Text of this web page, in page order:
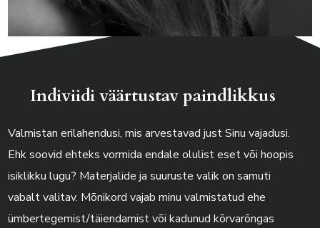
Indiviidi väärtustav paindlikkus
Valmistan erilahendusi, mis arvestavad just Sinu vajadusi.
Ehk soovid ehteks vormida endale olulist eset või hoopis
isiklikku lugu? Materjalide ja suuruste valik on samuti
vabalt valitav. Mõnikord vajab minu valmistatud ehe
ümbertegemist/täiendamist või kadunud kõrvarõngas